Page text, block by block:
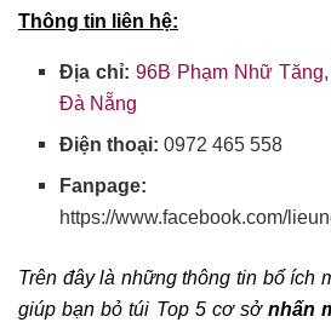
Thông tin liên hệ:
Địa chỉ:96B Phạm Nhữ
Đà Nẵng
Điện thoại:0972 465 558
Fanpage:
https://www.facebook.com/
Trên đây là những thông tin bổ ích
giúp bạn bỏ túi Top 5 cơ sởnhấn